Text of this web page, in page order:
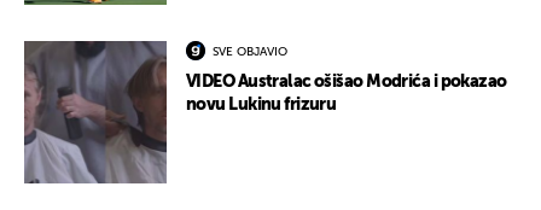
SVE OBJAVIO
VIDEO Australac ošišao Modrića i pokazao
novu Lukinu frizuru